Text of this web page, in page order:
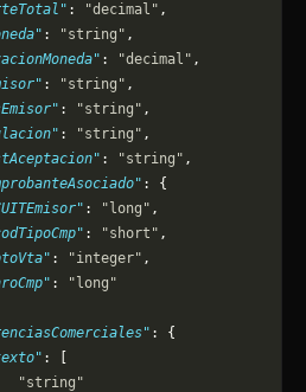
: "decimal" ,
: "string" ,
: "decimal" ,
: "string" ,
: "string" ,
: "string" ,
: "string" ,
: {
: "long" ,
: "short" ,
: "integer" ,
:
"long"
: {
: [
"string"